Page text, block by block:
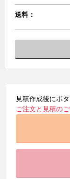
送料：
見積作成後にボ
ご注文と見積の